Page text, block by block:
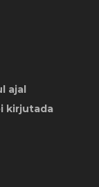
ajal
kirjutada